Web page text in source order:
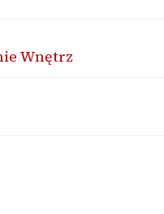
Wnętrz